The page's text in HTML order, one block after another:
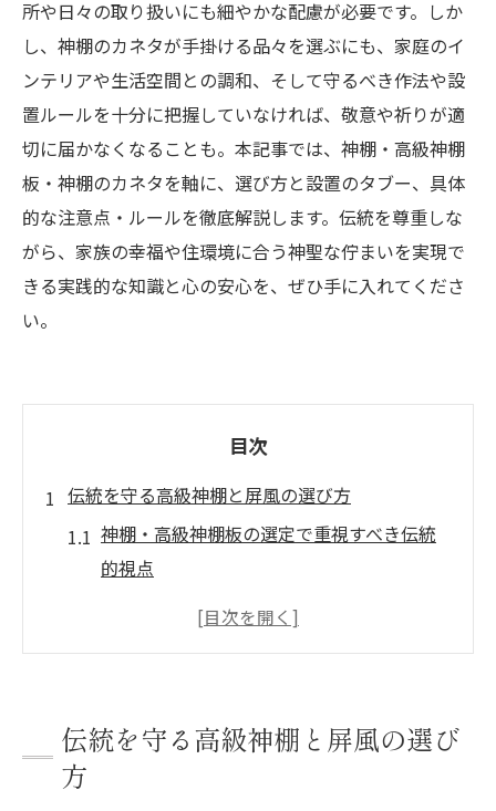
所や日々の取り扱いにも細やかな配慮が必要です。しか
し、神棚のカネタが手掛ける品々を選ぶにも、家庭のイ
ンテリアや生活空間との調和、そして守るべき作法や設
置ルールを十分に把握していなければ、敬意や祈りが適
切に届かなくなることも。本記事では、神棚・高級神棚
板・神棚のカネタを軸に、選び方と設置のタブー、具体
的な注意点・ルールを徹底解説します。伝統を尊重しな
がら、家族の幸福や住環境に合う神聖な佇まいを実現で
きる実践的な知識と心の安心を、ぜひ手に入れてくださ
い。
目次
伝統を守る高級神棚と屏風の選び方
神棚・高級神棚板の選定で重視すべき伝統
的視点
神棚のカネタが推奨する屏風との調和術を
神棚・高級神棚板が持つ格式と現代住宅の
伝統を守る高級神棚と屏風の選び
方